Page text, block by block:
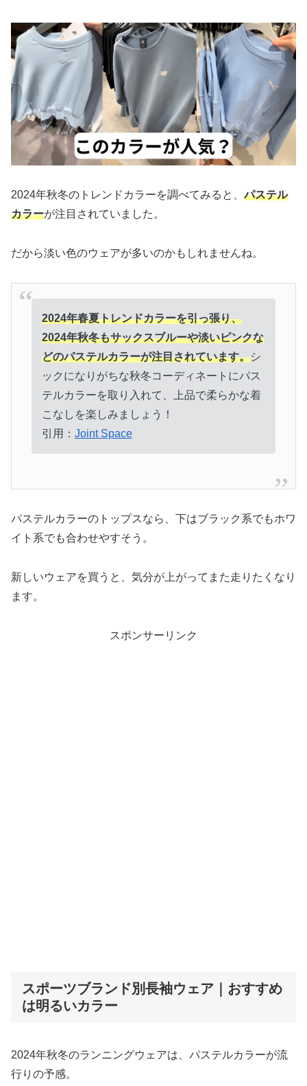
2024年秋冬のトレンドカラーを調べてみると、パステル
カラーが注目されていました。
だから淡い色のウェアが多いのかもしれませんね。
2024年春夏トレンドカラーを引っ張り、
2024年秋冬もサックスブルーや淡いピンクな
どのパステルカラーが注目されています。シ
ックになりがちな秋冬コーディネートにパス
テルカラーを取り入れて、上品で柔らかな着
こなしを楽しみましょう！
引用： Joint Space
パステルカラーのトップスなら、下はブラック系でもホワ
イト系でも合わせやすそう。
新しいウェアを買うと、気分が上がってまた走りたくなり
ます。
スポンサーリンク
スポーツブランド別長袖ウェア｜おすすめ
は明るいカラー
2024年秋冬のランニングウェアは、パステルカラーが流
行りの予感。